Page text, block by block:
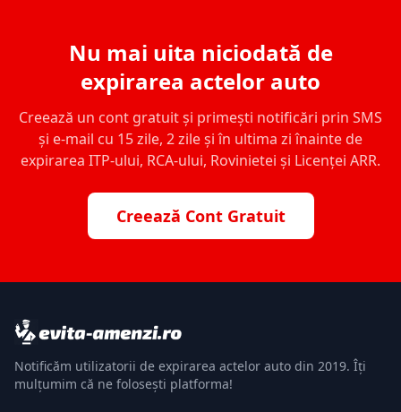
Nu mai uita niciodată de
expirarea actelor auto
Creează un cont gratuit și primești notificări prin SMS
și e-mail cu 15 zile, 2 zile și în ultima zi înainte de
expirarea ITP-ului, RCA-ului, Rovinietei și Licenței ARR.
Creează Cont Gratuit
Notificăm utilizatorii de expirarea actelor auto din 2019. Îți
mulțumim că ne folosești platforma!